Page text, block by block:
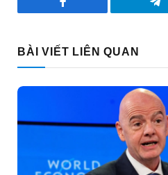
Facebook
BÀI VIẾT LIÊN QUAN